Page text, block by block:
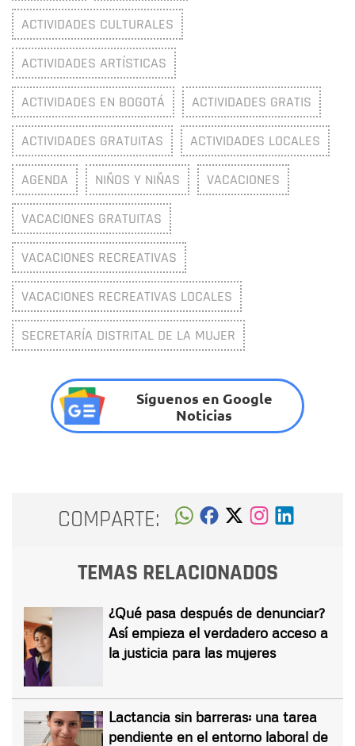
ACTIVIDADES CULTURALES
ACTIVIDADES ARTÍSTICAS
ACTIVIDADES EN BOGOTÁ ACTIVIDADES GRATIS
ACTIVIDADES GRATUITAS ACTIVIDADES LOCALES
AGENDA NIÑOS Y NIÑAS VACACIONES
VACACIONES GRATUITAS
VACACIONES RECREATIVAS
VACACIONES RECREATIVAS LOCALES
SECRETARÍA DISTRITAL DE LA MUJER
Síguenos en Google
Noticias
COMPARTE:
TEMAS RELACIONADOS
¿Qué pasa después de denunciar?
Así empieza el verdadero acceso a
la justicia para las mujeres
Lactancia sin barreras: una tarea
pendiente en el entorno laboral de